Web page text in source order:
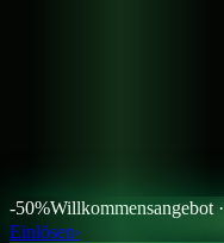
-50%Willkommensangebot ·
Einlösen›